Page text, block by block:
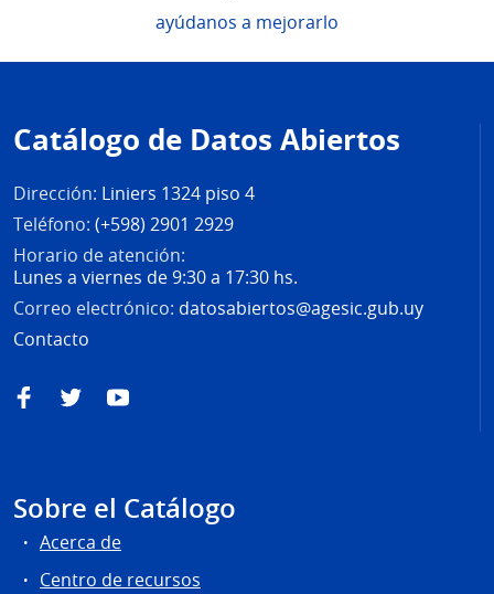
ayúdanos a mejorarlo
de
página
Catálogo de Datos Abiertos
Dirección: Liniers 1324 piso 4
Teléfono: (+598) 2901 2929
Horario de atención:
Lunes a viernes de 9:30 a 17:30 hs.
Correo electrónico: datosabiertos@agesic.gub.uy
Contacto
FacebookTwitterYouTube
Sobre el Catálogo
Acerca de
Centro de recursos